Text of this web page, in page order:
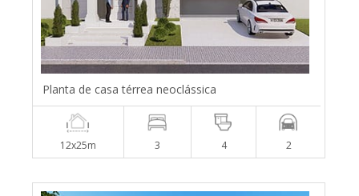
Planta de casa térrea neoclássica
12x25m 3 4 2